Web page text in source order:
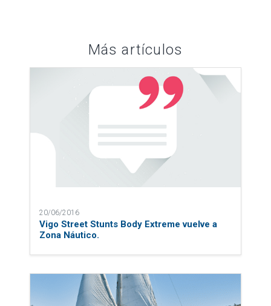
Más artículos
20/06/2016
Vigo Street Stunts Body Extreme vuelve a
Zona Náutico.